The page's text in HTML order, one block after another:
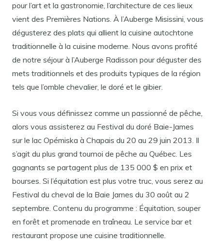
pour l’art et la gastronomie, l’architecture de ces lieux
vient des Premières Nations. À l’Auberge Misissini, vous
dégusterez des plats qui allient la cuisine autochtone
traditionnelle à la cuisine moderne. Nous avons profité
de notre séjour à l’Auberge Radisson pour déguster des
mets traditionnels et des produits typiques de la région
tels que l’omble chevalier, le doré et le gibier.
Si vous vous définissez comme un passionné de pêche,
alors vous assisterez au Festival du doré Baie-James
sur le lac Opémiska à Chapais du 20 au 29 juin 2013. Il
s’agit du plus grand tournoi de pêche au Québec. Les
gagnants se partagent plus de 135 000 $ en prix et
bourses. Si l’équitation est plus votre truc, vous serez au
Festival du cheval de la Baie James du 30 août au 2
septembre. Contenu du programme : Équitation, souper
en forêt et promenade en traîneau. Le service bar et
restaurant propose une cuisine traditionnelle.